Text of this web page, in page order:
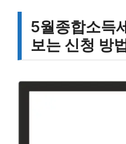
5월종합소득
보는 신청 방